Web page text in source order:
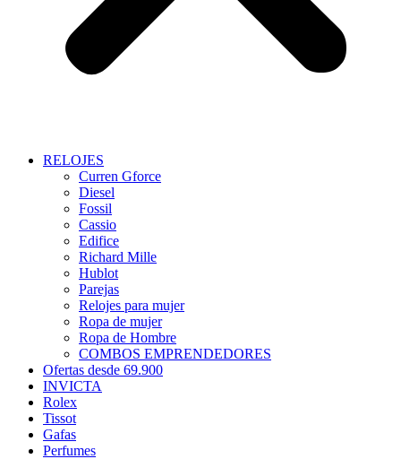
RELOJES
Curren Gforce
Diesel
Fossil
Cassio
Edifice
Richard Mille
Hublot
Parejas
Relojes para mujer
Ropa de mujer
Ropa de Hombre
COMBOS EMPRENDEDORES
Ofertas desde 69.900
INVICTA
Rolex
Tissot
Gafas
Perfumes